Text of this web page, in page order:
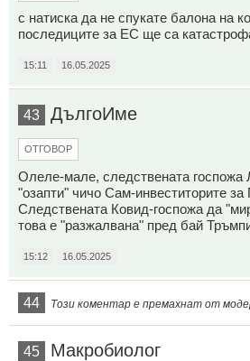
с натиска да не спукате балона на
последиците за ЕС ще са
15:11 16.05.2025
43 ДългоИме
ОТГОВОР
Олеле-мале, следствената
"озапти" чичо Сам-инвеститорите за
Следствената Ковид-госпожа да
това е "разжалвана" пред бай
15:12 16.05.2025
44 Този коментар е премахнат от
45 Макробиолог